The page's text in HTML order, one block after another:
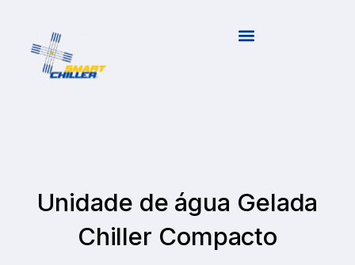
Unidade de água Gelada
Chiller Compacto